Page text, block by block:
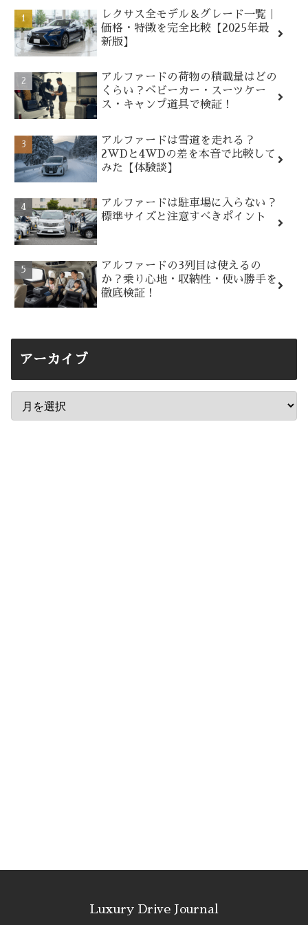
レクサス全モデル＆グレード一覧｜
価格・特徴を完全比較【2025年最
新版】
アルファードの荷物の積載量はどの
くらい？ベビーカー・スーツケー
ス・キャンプ道具で検証！
アルファードは雪道を走れる？
2WDと4WDの差を本音で比較して
みた【体験談】
アルファードは駐車場に入らない？
標準サイズと注意すべきポイント
アルファードの3列目は使えるの
か？乗り心地・収納性・使い勝手を
徹底検証！
アーカイブ
Luxury Drive Journal